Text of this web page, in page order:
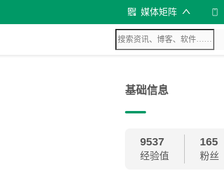
媒体矩阵
基础信息
9537
经验值
165
粉丝